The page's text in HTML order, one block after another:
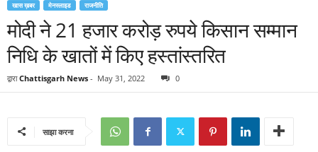
खास ख़बर मेनस्लाइड राजनीति
मोदी ने 21 हजार करोड़ रुपये किसान सम्मान
निधि के खातों में किए हस्तांस्तरित
द्वारा Chattisgarh News - May 31, 2022 0
साझा करना